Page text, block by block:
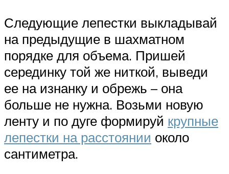
Следующие лепестки выкладывай
на предыдущие в шахматном
порядке для объема. Пришей
серединку той же ниткой, выведи
ее на изнанку и обрежь – она
больше не нужна. Возьми новую
ленту и по дуге формируй крупные
лепестки на расстоянии около
сантиметра.